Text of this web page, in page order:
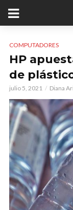
COMPUTADORES
HP
de
julio 5, 2021 Diana